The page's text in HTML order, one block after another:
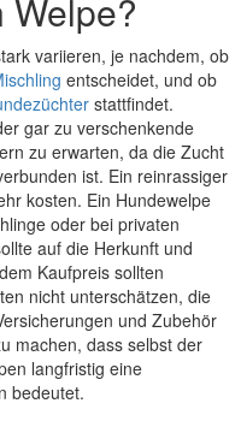
Welpe?
variieren, je nachdem, ob
entscheidet, und ob
stattfindet.
gar zu verschenkende
zu erwarten, da die Zucht
ist. Ein reinrassiger
kosten. Ein Hundewelpe
oder bei privaten
auf die Herkunft und
Kaufpreis sollten
nicht unterschätzen, die
und Zubehör
machen, dass selbst der
langfristig eine
bedeutet.